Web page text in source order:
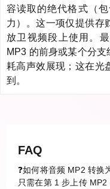
容读取的绝代格式（
力）。这一项仅提供存
放卫视频段上使用。
MP3 的前身或某个分
耗高声效展现；这在光
到。
FAQ
❓如何将音频 MP2 转换
只需在第 1 步上传